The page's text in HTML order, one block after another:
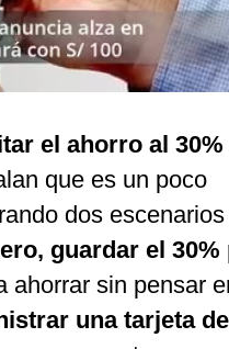
el ahorro al 30%
que es un poco
dos escenarios
guardar el 30%
ahorrar sin pensar
una tarjeta